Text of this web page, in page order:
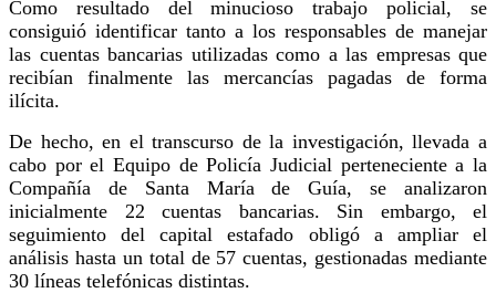
Como resultado del minucioso trabajo policial, se
consiguió identificar tanto a los responsables de manejar
las cuentas bancarias utilizadas como a las empresas que
recibían finalmente las mercancías pagadas de forma
ilícita.
De hecho, en el transcurso de la investigación, llevada a
cabo por el Equipo de Policía Judicial perteneciente a la
Compañía de Santa María de Guía, se analizaron
inicialmente 22 cuentas bancarias. Sin embargo, el
seguimiento del capital estafado obligó a ampliar el
análisis hasta un total de 57 cuentas, gestionadas mediante
30 líneas telefónicas distintas.